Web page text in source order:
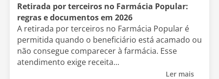
Retirada por terceiros no Farmácia Popular:
regras e documentos em 2026
A retirada por terceiros no Farmácia Popular é
permitida quando o beneficiário está acamado ou
não consegue comparecer à farmácia. Esse
atendimento exige receita...
Ler mais